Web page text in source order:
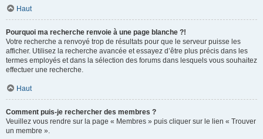
Haut
Pourquoi ma recherche renvoie à une page blanche ?!
Votre recherche a renvoyé trop de résultats pour que le serveur puisse les
afficher. Utilisez la recherche avancée et essayez d’être plus précis dans les
termes employés et dans la sélection des forums dans lesquels vous souhaitez
effectuer une recherche.
Haut
Comment puis-je rechercher des membres ?
Veuillez vous rendre sur la page « Membres » puis cliquer sur le lien « Trouver
un membre ».